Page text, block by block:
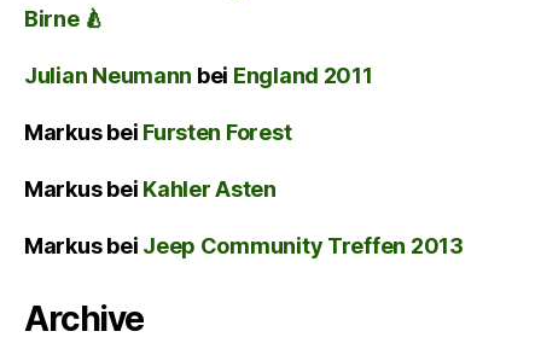
Birne 🍐
Julian Neumann bei England 2011
Markusbei Fursten Forest
Markusbei Kahler Asten
Markusbei Jeep Community Treffen 2013
Archive